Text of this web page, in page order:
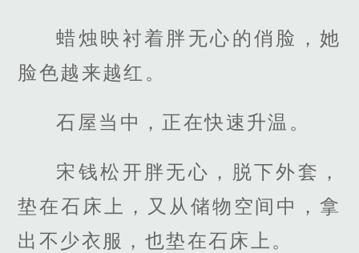
蜡烛映衬着胖无心的俏脸，她
脸色越来越红。
石屋当中，正在快速升温。
宋钱松开胖无心，脱下外套，
垫在石床上，又从储物空间中，拿
出不少衣服，也垫在石床上。